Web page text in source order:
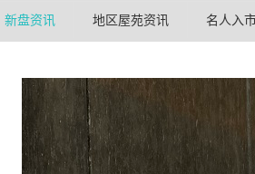
新盘资讯 地区屋苑资讯 名人入